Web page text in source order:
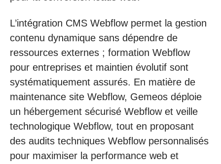
L’intégration CMS Webflow permet la gestion
contenu dynamique sans dépendre de
ressources externes ; formation Webflow
pour entreprises et maintien évolutif sont
systématiquement assurés. En matière de
maintenance site Webflow, Gemeos déploie
un hébergement sécurisé Webflow et veille
technologique Webflow, tout en proposant
des audits techniques Webflow personnalisés
pour maximiser la performance web et